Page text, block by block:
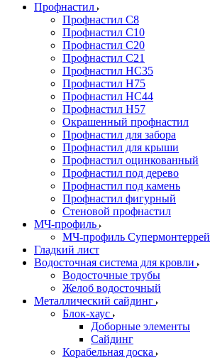
Профнастил
Профнастил С8
Профнастил С10
Профнастил С20
Профнастил С21
Профнастил НС35
Профнастил Н75
Профнастил HC44
Профнастил Н57
Окрашенный профнастил
Профнастил для забора
Профнастил для крыши
Профнастил оцинкованный
Профнастил под дерево
Профнастил под камень
Профнастил фигурный
Стеновой профнастил
МЧ-профиль
МЧ-профиль Супермонтеррей
Гладкий лист
Водосточная система для кровли
Водосточные трубы
Желоб водосточный
Металлический сайдинг
Блок-хаус
Доборные элементы
Сайдинг
Корабельная доска